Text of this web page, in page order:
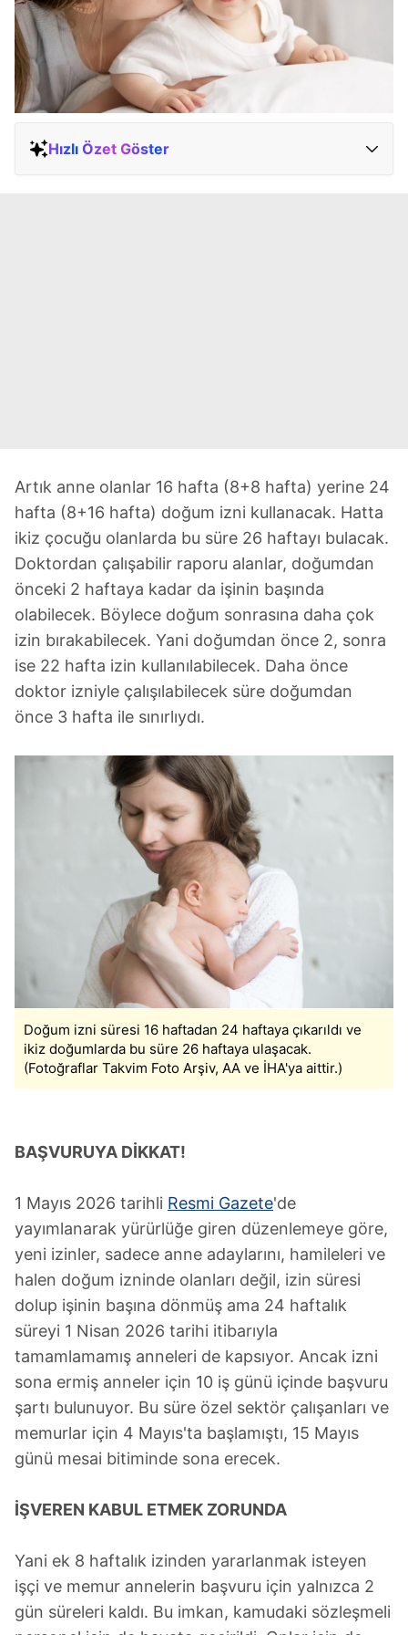
Hızlı Özet Göster
Artık anne olanlar 16 hafta (8+8 hafta) yerine 24
hafta (8+16 hafta) doğum izni kullanacak. Hatta
ikiz çocuğu olanlarda bu süre 26 haftayı bulacak.
Doktordan çalışabilir raporu alanlar, doğumdan
önceki 2 haftaya kadar da işinin başında
olabilecek. Böylece doğum sonrasına daha çok
izin bırakabilecek. Yani doğumdan önce 2, sonra
ise 22 hafta izin kullanılabilecek. Daha önce
doktor izniyle çalışılabilecek süre doğumdan
önce 3 hafta ile sınırlıydı.
Doğum izni süresi 16 haftadan 24 haftaya çıkarıldı ve
ikiz doğumlarda bu süre 26 haftaya ulaşacak.
(Fotoğraflar Takvim Foto Arşiv, AA ve İHA'ya aittir.)
BAŞVURUYA DİKKAT!
1 Mayıs 2026 tarihli Resmi Gazete'de
yayımlanarak yürürlüğe giren düzenlemeye göre,
yeni izinler, sadece anne adaylarını, hamileleri ve
halen doğum izninde olanları değil, izin süresi
dolup işinin başına dönmüş ama 24 haftalık
süreyi 1 Nisan 2026 tarihi itibarıyla
tamamlamamış anneleri de kapsıyor. Ancak izni
sona ermiş anneler için 10 iş günü içinde başvuru
şartı bulunuyor. Bu süre özel sektör çalışanları ve
memurlar için 4 Mayıs'ta başlamıştı, 15 Mayıs
günü mesai bitiminde sona erecek.
İŞVEREN KABUL ETMEK ZORUNDA
Yani ek 8 haftalık izinden yararlanmak isteyen
işçi ve memur annelerin başvuru için yalnızca 2
gün süreleri kaldı. Bu imkan, kamudaki sözleşmeli